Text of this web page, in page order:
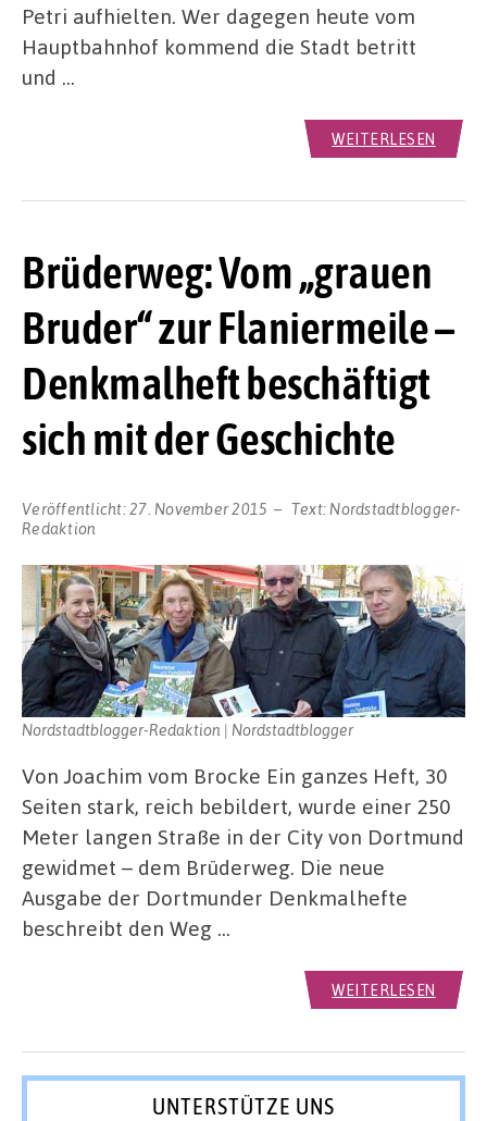
Petri aufhielten. Wer dagegen heute vom
Hauptbahnhof kommend die Stadt betritt
und …
WEITERLESEN
Brüderweg: Vom „grauen
Bruder“ zur Flaniermeile –
Denkmalheft beschäftigt
sich mit der Geschichte
Veröffentlicht:27. November 2015 Text: Nordstadtblogger-
Redaktion
Nordstadtblogger-Redaktion | Nordstadtblogger
Von Joachim vom Brocke Ein ganzes Heft, 30
Seiten stark, reich bebildert, wurde einer 250
Meter langen Straße in der City von Dortmund
gewidmet – dem Brüderweg. Die neue
Ausgabe der Dortmunder Denkmalhefte
beschreibt den Weg …
WEITERLESEN
UNTERSTÜTZE UNS